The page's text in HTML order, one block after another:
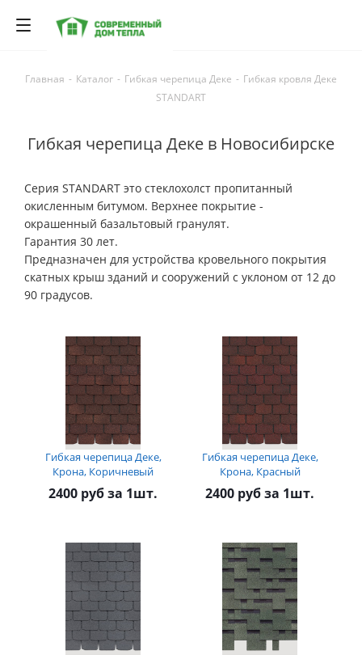
Главная - Каталог - Гибкая черепица Деке - Гибкая кровля Деке
STANDART
Гибкая черепица Деке в Новосибирске
Серия STANDART это стеклохолст пропитанный
окисленным битумом. Верхнее покрытие -
окрашенный базальтовый гранулят.
Гарантия 30 лет.
Предназначен для устройства кровельного покрытия
скатных крыш зданий и сооружений с уклоном от 12 до
90 градусов.
Гибкая черепица Деке,
Крона, Коричневый
2400 руб за 1шт.
Гибкая черепица Деке,
Крона, Красный
2400 руб за 1шт.